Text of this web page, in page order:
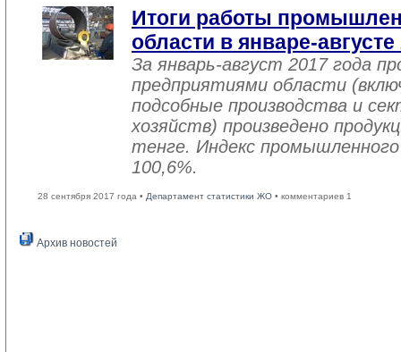
Итоги работы
области в январе-августе
За январь-август 2017 года
предприятиями области
подсобные производства и
хозяйств) произведено
тенге. Индекс
100,6%.
28 сентября 2017 года • Департамент статистики ЖО • комментариев 1
Архив новостей